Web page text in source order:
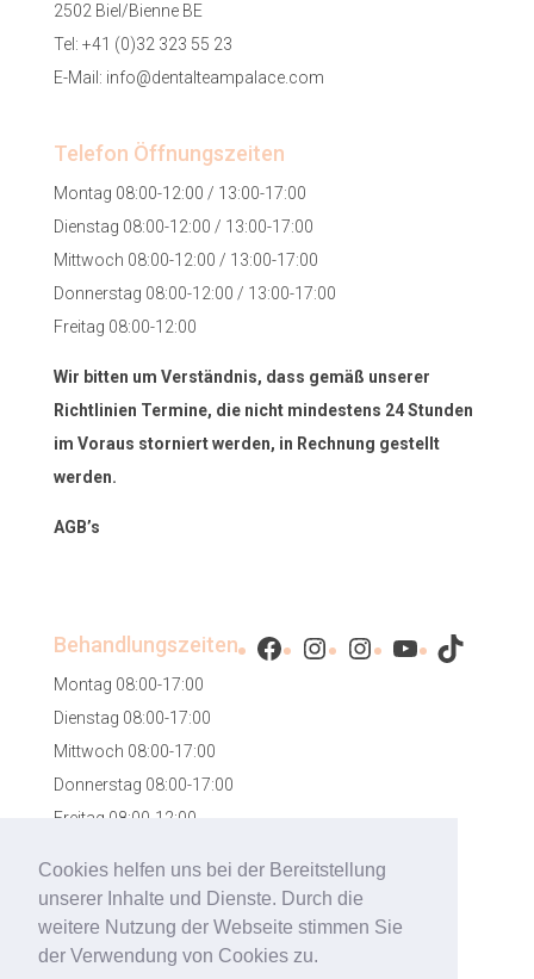
Cookies helfen uns bei der Bereitstellung
unserer Inhalte und Dienste. Durch die
weitere Nutzung der Webseite stimmen Sie
der Verwendung von Cookies zu.
2502 Biel/Bienne BE
Tel: +41 (0)32 323 55 23
E-Mail: info@dentalteampalace.com
Telefon Öffnungszeiten
Montag 08:00-12:00 / 13:00-17:00
Dienstag 08:00-12:00 / 13:00-17:00
Mittwoch 08:00-12:00 / 13:00-17:00
Donnerstag 08:00-12:00 / 13:00-17:00
Freitag 08:00-12:00
Wir bitten um Verständnis, dass gemäß unserer
Richtlinien Termine, die nicht mindestens 24 Stunden
im Voraus storniert werden, in Rechnung gestellt
werden.
AGB’s
Behandlungszeiten
Montag 08:00-17:00
Dienstag 08:00-17:00
Mittwoch 08:00-17:00
Donnerstag 08:00-17:00
Freitag 08:00-12:00
Facebook
Instagram
Instagram
YouTube
TikTok